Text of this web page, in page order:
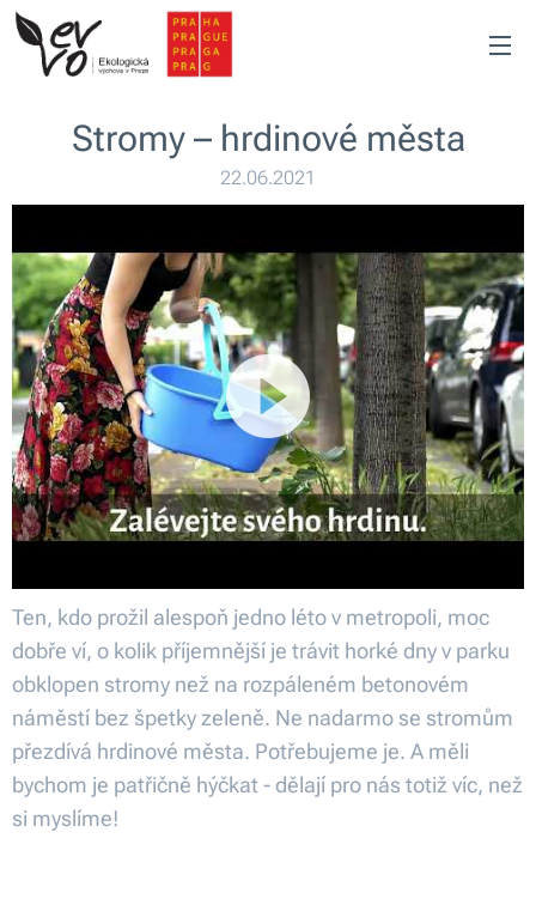
Stromy – hrdinové města
22.06.2021
Ten, kdo prožil alespoň jedno léto v metropoli, moc
dobře ví, o kolik příjemnější je trávit horké dny v parku
obklopen stromy než na rozpáleném betonovém
náměstí bez špetky zeleně. Ne nadarmo se stromům
přezdívá hrdinové města. Potřebujeme je. A měli
bychom je patřičně hýčkat - dělají pro nás totiž víc, než
si myslíme!